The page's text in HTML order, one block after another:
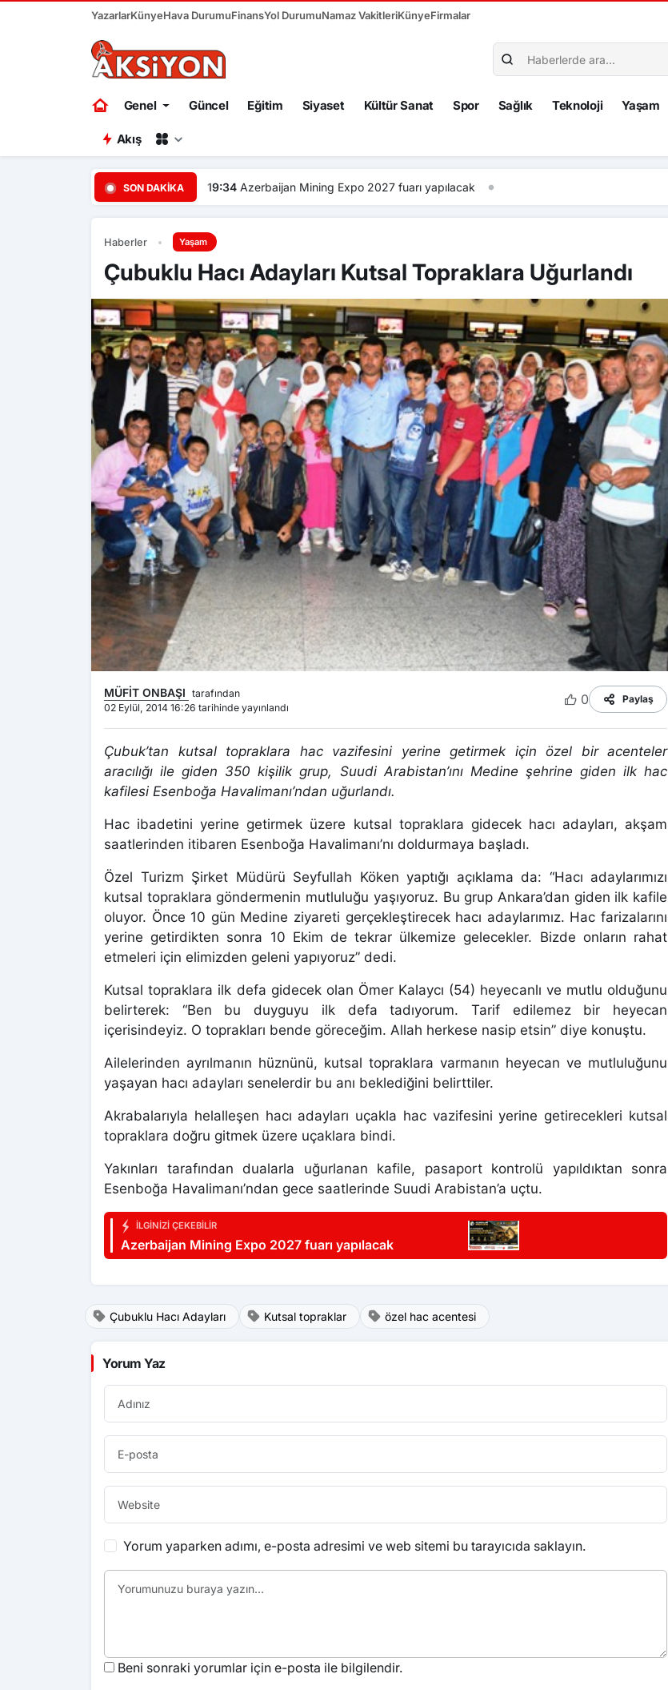
YazarlarKünyeHava DurumuFinansYol DurumuNamaz VakitleriKünyeFirmalar
Genel Güncel Eğitim Siyaset Kültür Sanat Spor Sağlık Teknoloji Yaşam
Akış
SON DAKIKA 05:23 Çevre yolunda trafik kazası: 1 ölü
Haberler Yaşam
Çubuklu Hacı Adayları Kutsal Topraklara Uğurlandı
MÜFİT ONBAŞI tarafından
02 Eylül, 2014 16:26 tarihinde yayınlandı
0 Paylaş
Çubuk’tan kutsal topraklara hac vazifesini yerine getirmek için özel bir acenteler
aracılığı ile giden 350 kişilik grup, Suudi Arabistan’ını Medine şehrine giden ilk hac
kafilesi Esenboğa Havalimanı’ndan uğurlandı.
Hac ibadetini yerine getirmek üzere kutsal topraklara gidecek hacı adayları, akşam
saatlerinden itibaren Esenboğa Havalimanı’nı doldurmaya başladı.
Özel Turizm Şirket Müdürü Seyfullah Köken yaptığı açıklama da: “Hacı adaylarımızı
kutsal topraklara göndermenin mutluluğu yaşıyoruz. Bu grup Ankara’dan giden ilk kafile
oluyor. Önce 10 gün Medine ziyareti gerçekleştirecek hacı adaylarımız. Hac farizalarını
yerine getirdikten sonra 10 Ekim de tekrar ülkemize gelecekler. Bizde onların rahat
etmeleri için elimizden geleni yapıyoruz” dedi.
Kutsal topraklara ilk defa gidecek olan Ömer Kalaycı (54) heyecanlı ve mutlu olduğunu
belirterek: “Ben bu duyguyu ilk defa tadıyorum. Tarif edilemez bir heyecan
içerisindeyiz. O toprakları bende göreceğim. Allah herkese nasip etsin” diye konuştu.
Ailelerinden ayrılmanın hüznünü, kutsal topraklara varmanın heyecan ve mutluluğunu
yaşayan hacı adayları senelerdir bu anı beklediğini belirttiler.
Akrabalarıyla helalleşen hacı adayları uçakla hac vazifesini yerine getirecekleri kutsal
topraklara doğru gitmek üzere uçaklara bindi.
Yakınları tarafından dualarla uğurlanan kafile, pasaport kontrolü yapıldıktan sonra
Esenboğa Havalimanı’ndan gece saatlerinde Suudi Arabistan’a uçtu.
İLGINIZI ÇEKEBILIR
Azerbaijan Mining Expo 2027 fuarı yapılacak
Çubuklu Hacı Adayları Kutsal topraklar özel hac acentesi
Yorum Yaz
Yorum yaparken adımı, e-posta adresimi ve web sitemi bu tarayıcıda saklayın.
Beni sonraki yorumlar için e-posta ile bilgilendir.